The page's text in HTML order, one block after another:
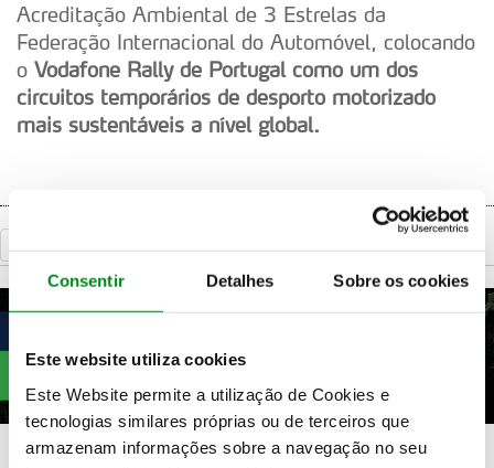
Consentir Detalhes Sobre os cookies
Este website utiliza cookies
Este Website permite a utilização de Cookies e
tecnologias similares próprias ou de terceiros que
armazenam informações sobre a navegação no seu
Acreditação Ambiental de 3 Estrelas da
Federação Internacional do Automóvel, colocando
o Vodafone Rally de Portugal como um dos
circuitos temporários de desporto motorizado
mais sustentáveis a nível global.